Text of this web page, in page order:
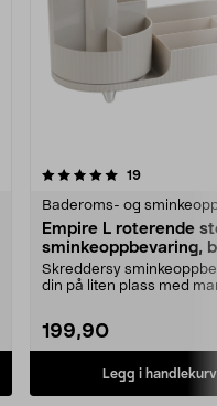
19anmeldelser
Empire L roterende
sminkeoppbevaring,
Skreddersy
din på liten plass med
199,90
Legg i handlekurv